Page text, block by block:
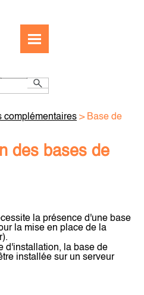
complémentaires > Base de
des bases de
la présence d'une base
la mise en place de la
d'installation, la base de
installée sur un serveur